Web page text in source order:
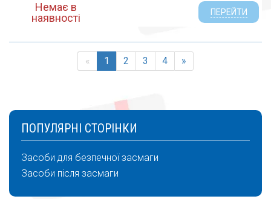
Немає в
наявності
ПЕРЕЙТИ
« 1 2 3 4 »
ПОПУЛЯРНІ СТОРІНКИ
Засоби для безпечної засмаги
Засоби після засмаги